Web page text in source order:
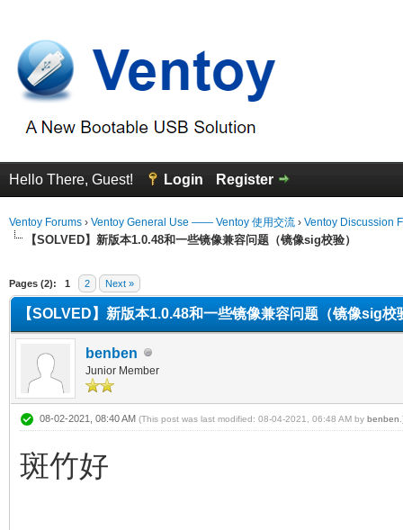
Hello There, Guest! Login Register
Ventoy Forums › Ventoy General Use —— Ventoy 使用交流 › Ventoy Discussion
【SOLVED】新版本1.0.48和一些镜像兼容问题（镜像sig校验）
Pages (2): 1 2 Next »
【SOLVED】新版本1.0.48和一些镜像兼容问题（镜像sig校
benben
Junior Member
08-02-2021, 08:40 AM (This post was last modified: 08-04-2021, 06:48 AM by benben
斑竹好